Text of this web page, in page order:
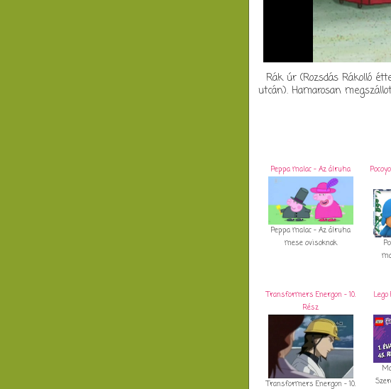
Rák úr (Rozsdás Rákolló
utcán). Hamarosan
Peppa malac - Az álruha
Peppa malac - Az álruha
mese ovisoknak
Transformers Energon - 10.
Rész
Transformers Energon - 10.